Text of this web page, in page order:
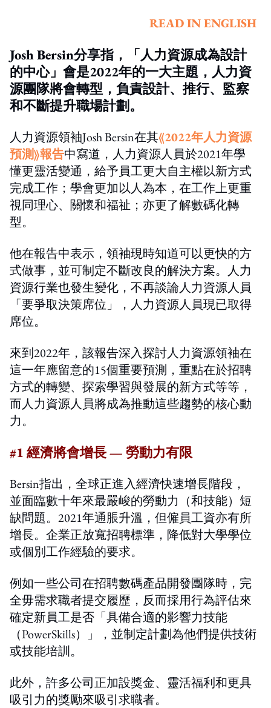
READ IN ENGLISH
Josh Bersin分享指，「人力資源成為設計
的中心」會是2022年的一大主題，人力資
源團隊將會轉型，負責設計、推行、監察
和不斷提升職場計劃。
人力資源領袖Josh Bersin在其《2022年人力資源
預測》報告中寫道，人力資源人員於2021年學
懂更靈活變通，給予員工更大自主權以新方式
完成工作；學會更加以人為本，在工作上更重
視同理心、關懷和福祉；亦更了解數碼化轉
型。
他在報告中表示，領袖現時知道可以更快的方
式做事，並可制定不斷改良的解決方案。人力
資源行業也發生變化，不再談論人力資源人員
「要爭取決策席位」，人力資源人員現已取得
席位。
來到2022年，該報告深入探討人力資源領袖在
這一年應留意的15個重要預測，重點在於招聘
方式的轉變、探索學習與發展的新方式等等，
而人力資源人員將成為推動這些趨勢的核心動
力。
#1 經濟將會增長 — 勞動力有限
Bersin指出，全球正進入經濟快速增長階段，
並面臨數十年來最嚴峻的勞動力（和技能）短
缺問題。2021年通脹升溫，但僱員工資亦有所
增長。企業正放寬招聘標準，降低對大學學位
或個別工作經驗的要求。
例如一些公司在招聘數碼產品開發團隊時，完
全毋需求職者提交履歷，反而採用行為評估來
確定新員工是否「具備合適的影響力技能
（PowerSkills）」，並制定計劃為他們提供技術
或技能培訓。
此外，許多公司正加設獎金、靈活福利和更具
吸引力的獎勵來吸引求職者。